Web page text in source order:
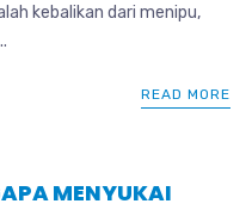
kebalikan dari menipu,
READ MORE
MENYUKAI